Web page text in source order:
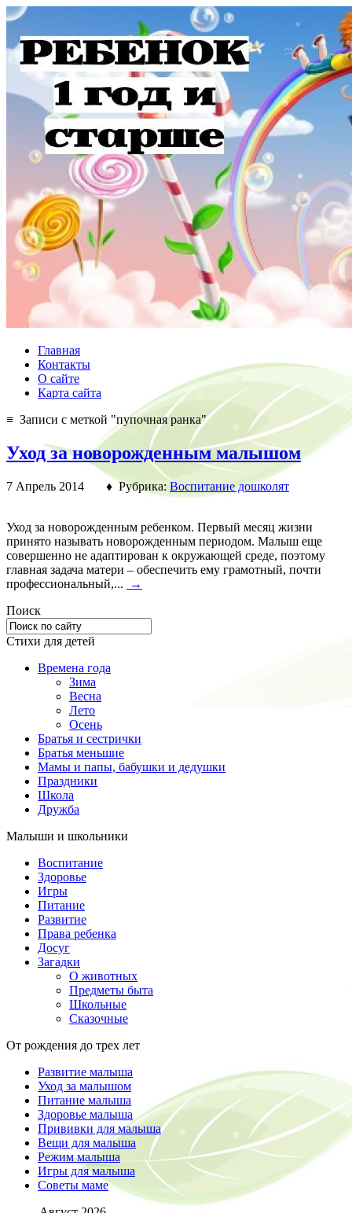
Главная
Контакты
О сайте
Карта сайта
≡ Записи с меткой "пупочная ранка"
Уход за новорожденным малышом
7 Апрель 2014 ♦ Рубрика: Воспитание дошколят
Уход за новорожденным ребенком. Первый месяц жизни
принято называть новорожденным периодом. Малыш еще
совершенно не адаптирован к окружающей среде, поэтому
главная задача матери – обеспечить ему грамотный, почти
профессиональный,...
→
Поиск
Стихи для детей
Времена года
Зима
Весна
Лето
Осень
Братья и сестрички
Братья меньшие
Мамы и папы, бабушки и дедушки
Праздники
Школа
Дружба
Малыши и школьники
Воспитание
Здоровье
Игры
Питание
Развитие
Права ребенка
Досуг
Загадки
О животных
Предметы быта
Школьные
Сказочные
От рождения до трех лет
Развитие малыша
Уход за малышом
Питание малыша
Здоровье малыша
Прививки для малыша
Вещи для малыша
Режим малыша
Игры для малыша
Советы маме